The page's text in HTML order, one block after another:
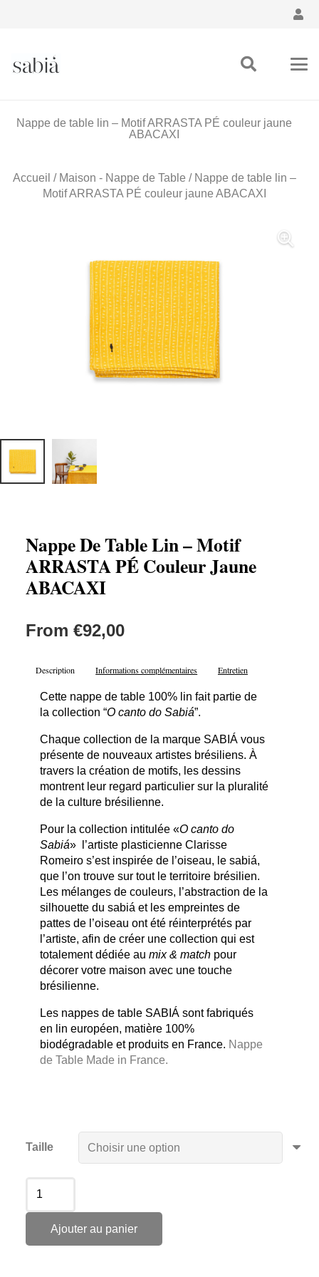
Nappe de table lin – Motif ARRASTA PÉ couleur jaune
ABACAXI
Accueil / Maison - Nappe de Table / Nappe de table lin –
Motif ARRASTA PÉ couleur jaune ABACAXI
Nappe De Table Lin – Motif
ARRASTA PÉ Couleur Jaune
ABACAXI
From €92,00
Description Informations complémentaires Entretien
Cette nappe de table 100% lin fait partie de
la collection “O canto do Sabiá”.
Chaque collection de la marque SABIÁ vous
présente de nouveaux artistes brésiliens. À
travers la création de motifs, les dessins
montrent leur regard particulier sur la pluralité
de la culture brésilienne.
Pour la collection intitulée «O canto do
Sabiá» l’artiste plasticienne Clarisse
Romeiro s’est inspirée de l’oiseau, le sabiá,
que l’on trouve sur tout le territoire brésilien.
Les mélanges de couleurs, l’abstraction de la
silhouette du sabiá et les empreintes de
pattes de l’oiseau ont été réinterprétés par
l’artiste, afin de créer une collection qui est
totalement dédiée au mix & match pour
décorer votre maison avec une touche
brésilienne.
Les nappes de table SABIÁ sont fabriqués
en lin européen, matière 100%
biodégradable et produits en France. Nappe
de Table Made in France.
Taille
Ajouter au panier